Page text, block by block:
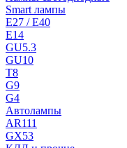
Smart лампы
E27 / E40
E14
GU5.3
GU10
T8
G9
G4
Автолампы
AR111
GX53